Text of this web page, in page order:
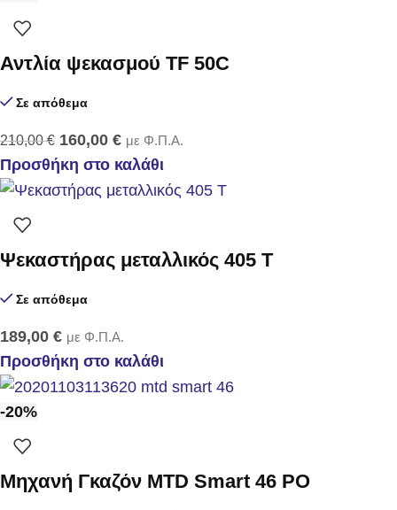
Αντλία ψεκασμού TF 50C
Σε απόθεμα
210,00€ 160,00 € με Φ.Π.Α.
Προσθήκη στο καλάθι
Ψεκαστήρας μεταλλικός 405 Τ
Σε απόθεμα
189,00 € με Φ.Π.Α.
Προσθήκη στο καλάθι
-20%
Μηχανή Γκαζόν MTD Smart 46 PO